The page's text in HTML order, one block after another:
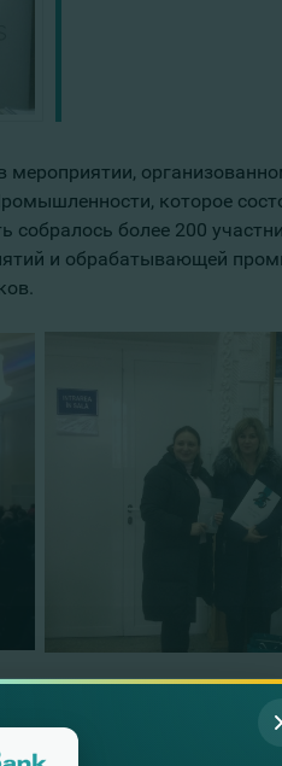
мероприятии,
которое
более 200
и обрабатывающей
возможностью для
FinComBank S.A. в
проекты, продвигает в